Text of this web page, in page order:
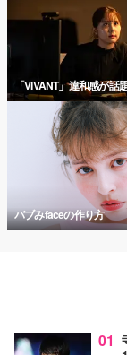
「VIVANT」違和感が話
バブみfaceの作り方
01